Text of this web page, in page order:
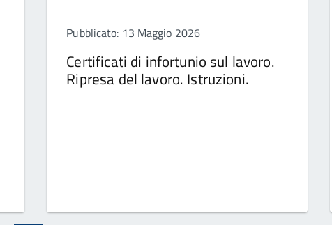
Pubblicato: 13 Maggio 2026
Certificati di infortunio sul lavoro.
Ripresa del lavoro. Istruzioni.